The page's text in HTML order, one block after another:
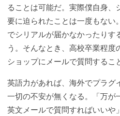
ることは可能だ。実際僕自身
要に迫られたことは一度もない
でシリアルが届かなかったりす
う。そんなとき、高校卒業程
ショップにメールで質問するこ
英語力があれば、海外でプラグ
一切の不安が無くなる。「万が
英文メールで質問すればいいや